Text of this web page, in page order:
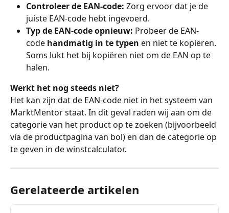
Controleer de EAN-code: Zorg ervoor dat je de
juiste EAN-code hebt ingevoerd.
Typ de EAN-code opnieuw: Probeer de EAN-
code handmatig in te typen en niet te kopiëren.
Soms lukt het bij kopiëren niet om de EAN op te
halen.
Werkt het nog steeds niet?
Het kan zijn dat de EAN-code niet in het systeem van
MarktMentor staat. In dit geval raden wij aan om de
categorie van het product op te zoeken (bijvoorbeeld
via de productpagina van bol) en dan de categorie op
te geven in de winstcalculator.
Gerelateerde artikelen